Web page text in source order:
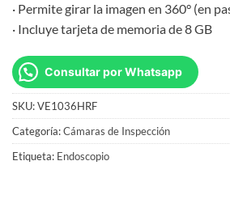
· Permite girar la imagen en 360° (en
· Incluye tarjeta de memoria de 8 GB
Consultar por Whatsapp
SKU:VE1036HRF
Categoría:Cámaras de Inspección
Etiqueta: Endoscopio